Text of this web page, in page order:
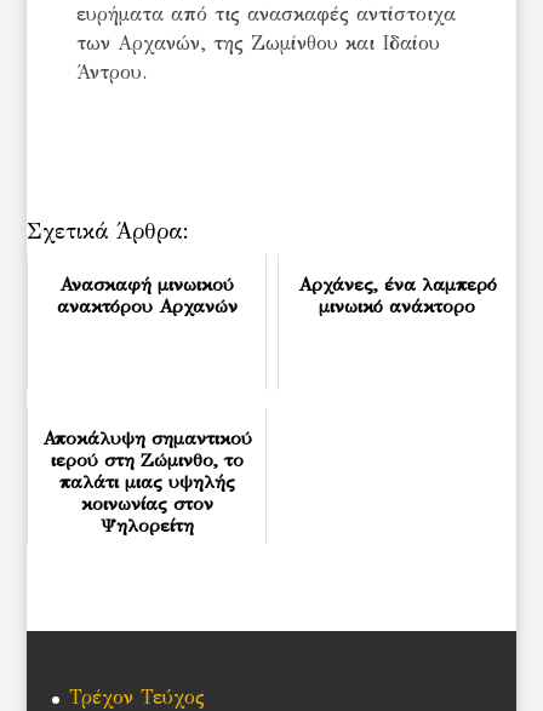
ευρήματα από τις ανασκαφές αντίστοιχα
των Αρχανών, της Ζωμίνθου και Ιδαίου
Άντρου.
Σχετικά Άρθρα:
Ανασκαφή μινωικού
ανακτόρου Αρχανών
Αρχάνες, ένα λαμπερό
μινωικό ανάκτορο
Αποκάλυψη σημαντικού
ιερού στη Ζώμινθο, το
παλάτι μιας υψηλής
κοινωνίας στον
Ψηλορείτη
Τρέχον Τεύχος